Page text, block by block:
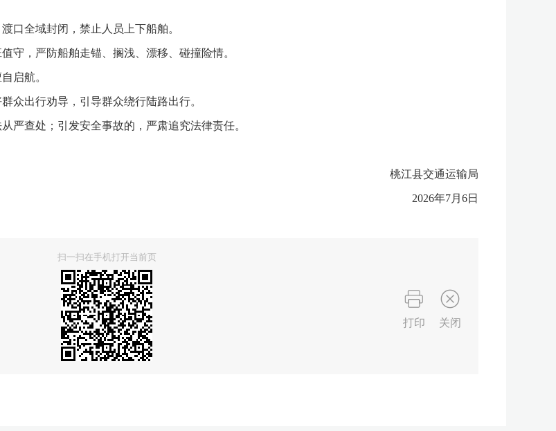
全域封闭，禁止人员上下船舶。
，严防船舶走锚、搁浅、漂移、碰撞险情。
启航。
出行劝导，引导群众绕行陆路出行。
查处；引发安全事故的，严肃追究法律责任。
桃江县交通运输局
2026年7月6日
扫一扫在手机打开当前页
打印 关闭